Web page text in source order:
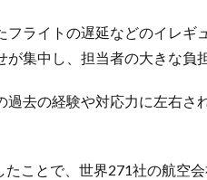
フライトの遅延などのイレ
集中し、担当者の大きな負
過去の経験や対応力に左右
たことで、世界271社の航空